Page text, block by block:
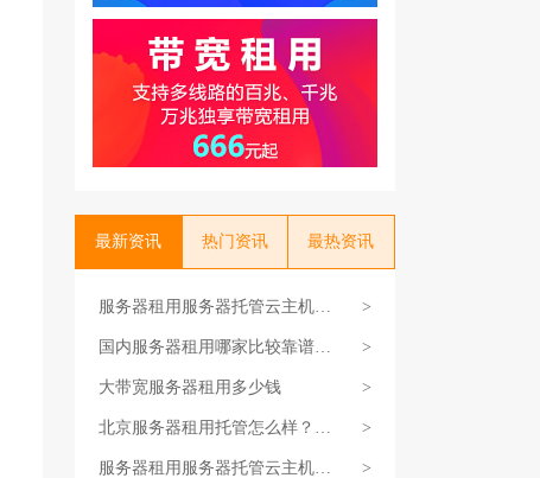
最新资讯 热门资讯 最热资讯
服务器租用服务器托管云主机哪
个好
>
国内服务器租用哪家比较靠谱？
哪家好用便宜?
>
大带宽服务器租用多少钱 >
北京服务器租用托管怎么样？服
务器托管
>
服务器租用服务器托管云主机哪
>